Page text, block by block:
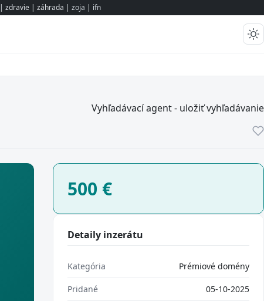
| zdravie | záhrada | zoja | ifn
Vyhľadávací agent - uložiť vyhľadávanie
500 €
Detaily inzerátu
Kategória Prémiové domény
Pridané 05-10-2025